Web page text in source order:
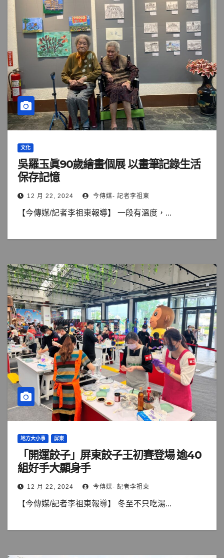
文化
吳羅玉眞90歲繪畫個展 以畫筆記錄生活
保存記憶
12 月 22, 2024 今傳媒- 記者李祖東
【今傳媒/記者李祖東報導】 一段有溫度，...
地方大小事 屏東
「開運餃子」屏東餃子王初賽登場 逾40
組好手大顯身手
12 月 22, 2024 今傳媒- 記者李祖東
【今傳媒/記者李祖東報導】 冬至不只吃湯...